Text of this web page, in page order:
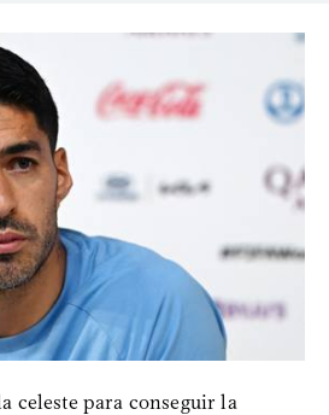
celeste para conseguir la